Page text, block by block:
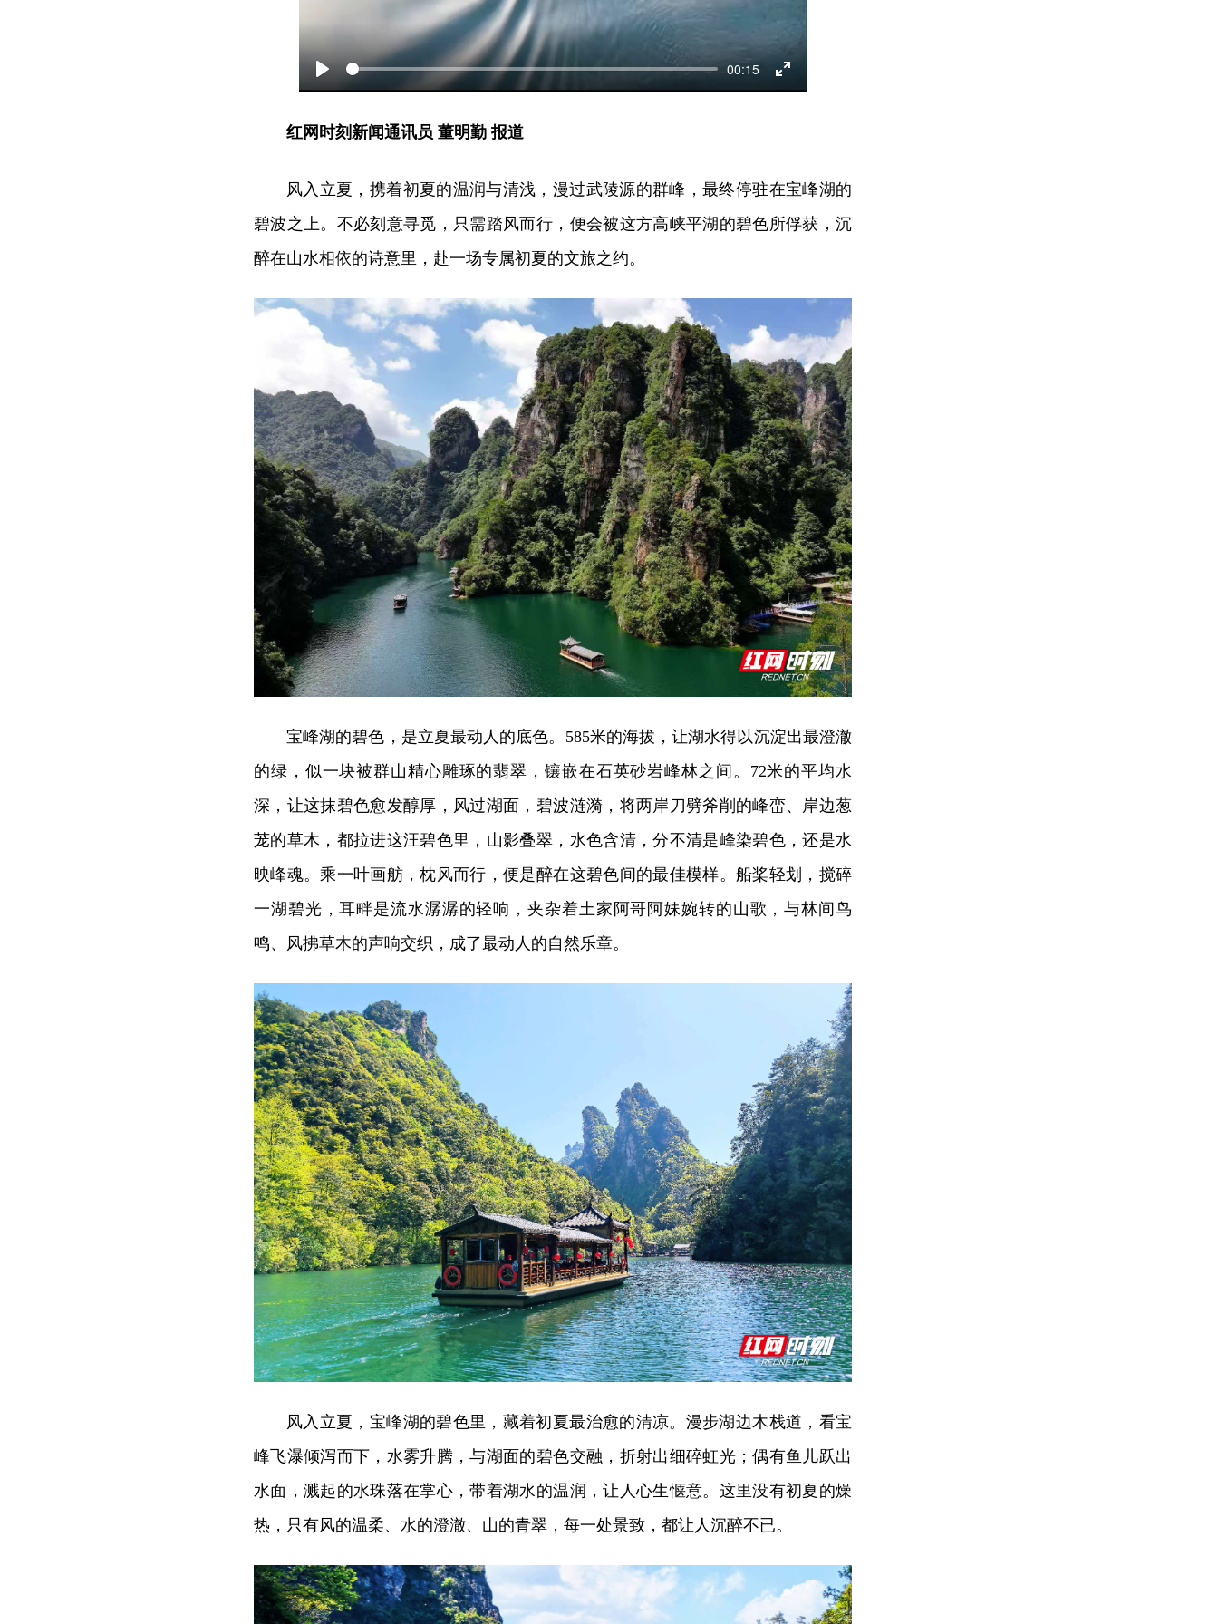
Play
00:15
Enter
红网时刻新闻通讯员 董明勤 报道
风入立夏，携着初夏的温润与清浅，漫过武陵源的群峰，最终停驻在宝峰湖的
碧波之上。不必刻意寻觅，只需踏风而行，便会被这方高峡平湖的碧色所俘获，沉
醉在山水相依的诗意里，赴一场专属初夏的文旅之约。
宝峰湖的碧色，是立夏最动人的底色。585米的海拔，让湖水得以沉淀出最澄澈
的绿，似一块被群山精心雕琢的翡翠，镶嵌在石英砂岩峰林之间。72米的平均水
深，让这抹碧色愈发醇厚，风过湖面，碧波涟漪，将两岸刀劈斧削的峰峦、岸边葱
茏的草木，都拉进这汪碧色里，山影叠翠，水色含清，分不清是峰染碧色，还是水
映峰魂。乘一叶画舫，枕风而行，便是醉在这碧色间的最佳模样。船桨轻划，搅碎
一湖碧光，耳畔是流水潺潺的轻响，夹杂着土家阿哥阿妹婉转的山歌，与林间鸟
鸣、风拂草木的声响交织，成了最动人的自然乐章。
风入立夏，宝峰湖的碧色里，藏着初夏最治愈的清凉。漫步湖边木栈道，看宝
峰飞瀑倾泻而下，水雾升腾，与湖面的碧色交融，折射出细碎虹光；偶有鱼儿跃出
水面，溅起的水珠落在掌心，带着湖水的温润，让人心生惬意。这里没有初夏的燥
热，只有风的温柔、水的澄澈、山的青翠，每一处景致，都让人沉醉不已。